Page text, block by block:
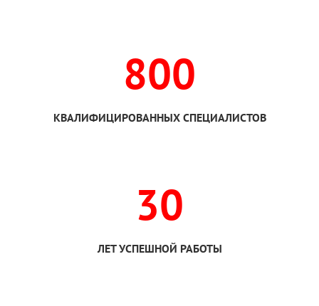
800
КВАЛИФИЦИРОВАННЫХ СПЕЦИАЛИСТОВ
30
ЛЕТ УСПЕШНОЙ РАБОТЫ